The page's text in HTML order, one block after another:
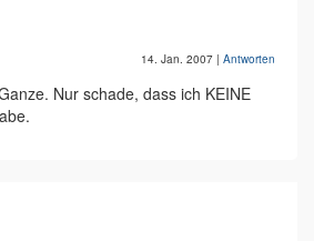
14. Jan. 2007 | Antworten
Nur schade, dass ich KEINE